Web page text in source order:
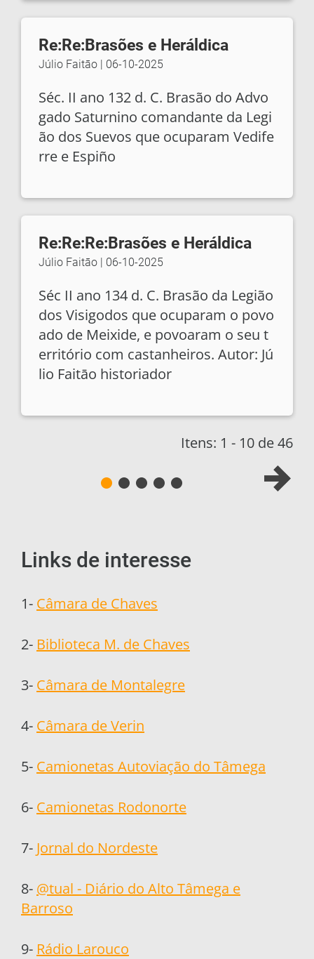
Re:Re:Brasões e Heráldica
Júlio Faitāo | 06-10-2025
Séc. II ano 132 d. C. Brasão do Advo
gado Saturnino comandante da Legi
ão dos Suevos que ocuparam Vedife
rre e Espiño
Re:Re:Re:Brasões e Heráldica
Júlio Faitāo | 06-10-2025
Séc II ano 134 d. C. Brasão da Legião
dos Visigodos que ocuparam o povo
ado de Meixide, e povoaram o seu t
erritório com castanheiros. Autor: Jú
lio Faitāo historiador
Itens: 1 - 10 de 46
Links de interesse
1- Câmara de Chaves
2- Biblioteca M. de Chaves
3- Câmara de Montalegre
4- Câmara de Verin
5- Camionetas Autoviação do Tâmega
6- Camionetas Rodonorte
7- Jornal do Nordeste
8- @tual - Diário do Alto Tâmega e
Barroso
9- Rádio Larouco